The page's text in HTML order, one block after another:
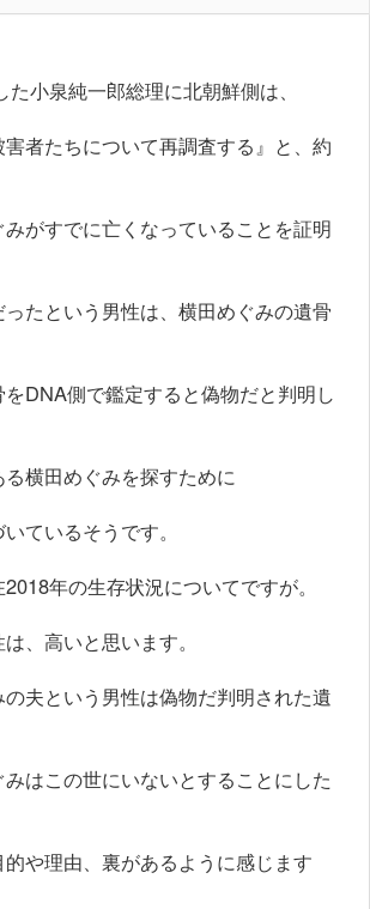
小泉純一郎総理に北朝鮮側は、
害者たちについて再調査する』と、約
がすでに亡くなっていることを証明
たという男性は、横田めぐみの遺骨
DNA側で鑑定すると偽物だと判明し
横田めぐみを探すために
ているそうです。
年の生存状況についてですが。
、高いと思います。
夫という男性は偽物だ判明された遺
はこの世にいないとすることにした
や理由、裏があるように感じます